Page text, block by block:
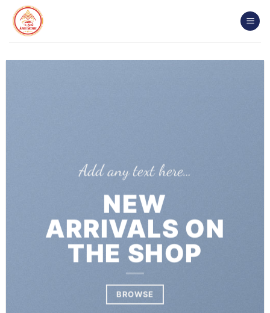
Chuyển
đến
Add any text here…
NEW
ARRIVALS ON
THE SHOP
BROWSE